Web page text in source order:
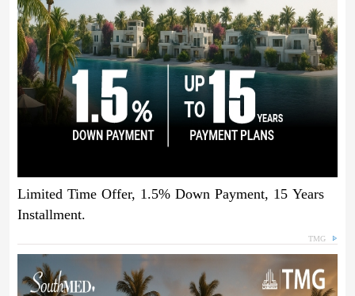
Limited Time Offer, 1.5% Down Payment, 15 Years
Installment.
TMG